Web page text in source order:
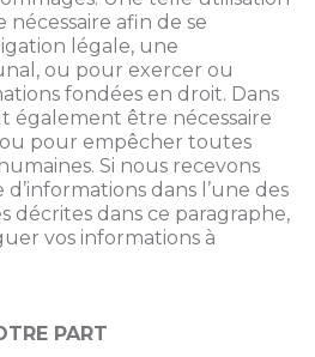
afin de se
légale, une
ou pour exercer ou
fondées en droit. Dans
également être nécessaire
pour empêcher toutes
Si nous recevons
dans l’une des
décrites dans ce paragraphe,
vos informations à
PART